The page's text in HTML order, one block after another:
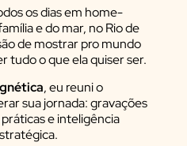
os dias em home-
e do mar, no Rio de
de mostrar pro mundo
tudo o que ela quiser ser.
, eu reuni o
sua jornada: gravações
e inteligência